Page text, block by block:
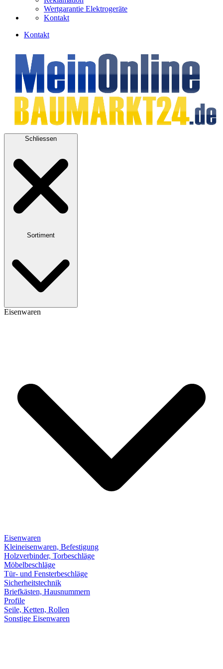
Wertgarantie Elektrogeräte
Kontakt
Kontakt
Schliessen
Sortiment
Eisenwaren
Eisenwaren
Kleineisenwaren, Befestigung
Holzverbinder, Torbeschläge
Möbelbeschläge
Tür- und Fensterbeschläge
Sicherheitstechnik
Briefkästen, Hausnummern
Profile
Seile, Ketten, Rollen
Sonstige Eisenwaren